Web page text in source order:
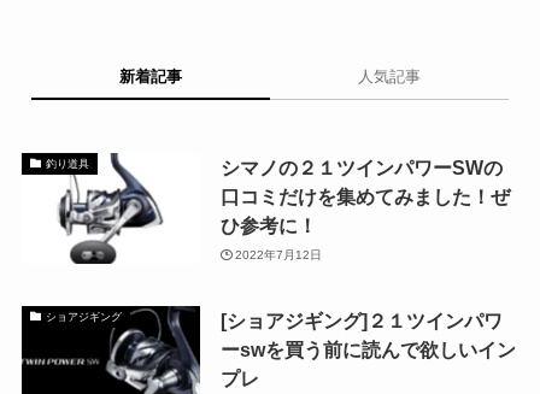
新着記事 人気記事
釣り道具
シマノの２１ツインパワーSWの
口コミだけを集めてみました！ぜ
ひ参考に！
2022年7月12日
ショアジギング
[ショアジギング]２１ツインパワ
ーswを買う前に読んで欲しいイン
プレ